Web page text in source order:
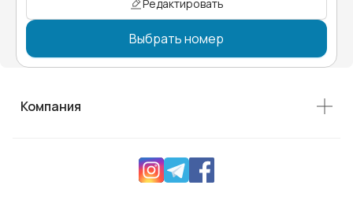
Редактировать
Выбрать номер
Компания